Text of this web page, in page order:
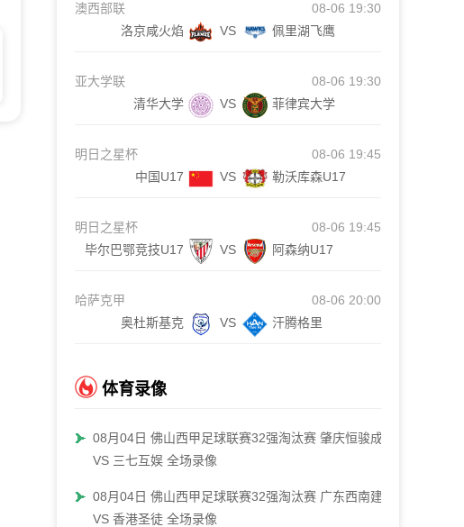
澳西部联
08-06 19:30
洛京咸火焰
VS 佩里湖飞鹰
亚大学联
08-06 19:30
清华大学
VS 菲律宾大学
明日之星杯
08-06 19:45
中国U17
VS 勒沃库森U17
明日之星杯
08-06 19:45
毕尔巴鄂竞技U17
VS 阿森纳U17
哈萨克甲
08-06 20:00
奥杜斯基克
VS 汗腾格里
体育录像
08月04日 佛山西甲足球联赛32强淘汰赛 肇庆恒骏成
VS 三七互娱 全场录像
08月04日 佛山西甲足球联赛32强淘汰赛 广东西南建设
VS 香港圣徒 全场录像